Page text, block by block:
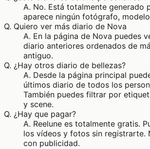
A. No. Está totalmente generado
aparece ningún fotógrafo,
Q. Quiero ver más diario de Nova
A. En la página de Nova puedes
diario anteriores ordenados de
antiguo.
Q. ¿Hay otros diario de bellezas?
A. Desde la página principal
últimos diario de todos los
También puedes filtrar por
y scene.
Q. ¿Hay que pagar?
A. Reelune es totalmente gratis.
los vídeos y fotos sin registrarte.
con publicidad.